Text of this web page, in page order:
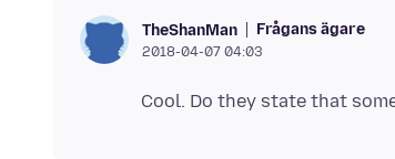
TheShanMan Frågans ägare
2018-04-07 04:03